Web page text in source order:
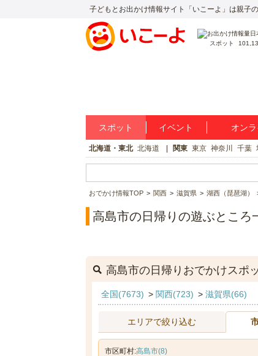
子どもとお出かけ情報サイト「いこーよ」は親子
スポット
スポット イベント オン
北海道・東北 北海道 関東 東京 神奈川 千葉
おでかけ情報TOP 関西 滋賀県 湖西（琵琶湖）
高島市の日帰りの遊ぶところ
高島市の日帰りおでかけスポ
全国(7673) > 関西(723) > 滋賀県(66)
エリアで絞り込む
市区町村:高島市(8)